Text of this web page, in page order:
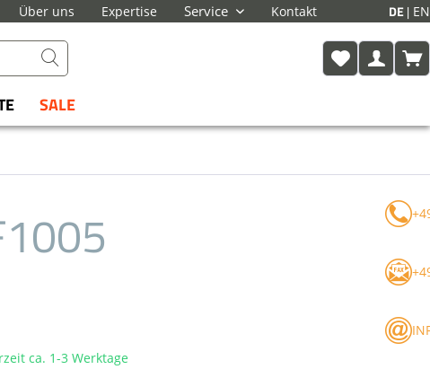
Über uns Expertise Service Kontakt DE EN
SALE
ca. 1-3 Werktage